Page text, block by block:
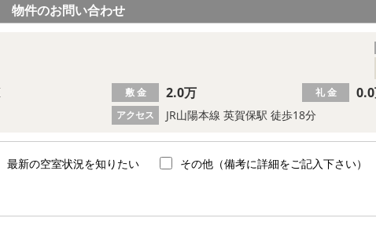
物件のお問い合わせ
アクセス JR山陽本線 英賀保駅 徒歩18分
敷 金 2.0万 礼 金
最新の空室状況を知りたい その他（備考に詳細をご記入下さい）